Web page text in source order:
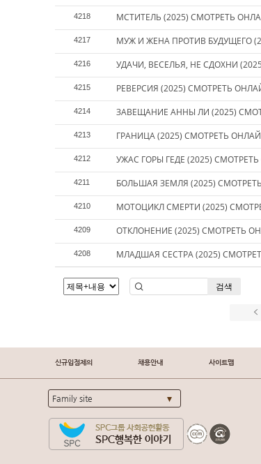
4218 МСТИТЕЛЬ (2025) СМОТРЕТЬ
4217 МУЖ И ЖЕНА ПРОТИВ БУДУЩЕГО
4216 УДАЧИ, ВЕСЕЛЬЯ, НЕ СДОХНИ
4215 РЕВЕРСИЯ (2025) СМОТРЕТЬ
4214 ЗАВЕЩАНИЕ АННЫ ЛИ (2025)
4213 ГРАНИЦА (2025) СМОТРЕТЬ
4212 УЖАС ГОРЫ ГЕДЕ (2025)
4211 БОЛЬШАЯ ЗЕМЛЯ (2025)
4210 МОТОЦИКЛ СМЕРТИ (2025)
4209 ОТКЛОНЕНИЕ (2025) СМОТРЕТЬ
4208 МЛАДШАЯ СЕСТРА (2025)
검색
신규입점제의 채용안내 사이트맵
Family site